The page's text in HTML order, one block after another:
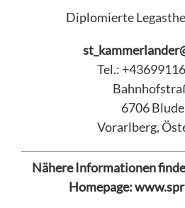
Diplomierte
Tel.:
6706
Vorarlberg,
Nähere Informationen
Homepage: